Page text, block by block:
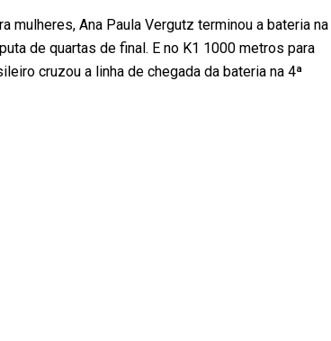
mulheres, Ana Paula Vergutz terminou a bateria na
de quartas de final. E no K1 1000 metros para
cruzou a linha de chegada da bateria na 4ª